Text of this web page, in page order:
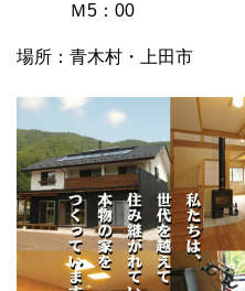
Ｍ5：00
場所：青木村・上田市